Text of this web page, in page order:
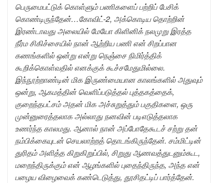
பெருமைபட்டுக் கொள்ளும் பணிகளைப் பற்றிப் பேசிக்
கொண்டிருந்தேன்…கோவிட்-2, அக்கொடிய தொற்றின்
இரண்டாவது அலையில் மேயோ கிளினிக் நலமுறு இரத்த
நீர்ம சிகிச்சையில் நான் ஆற்றிய பணி என் சிறப்பான
கணங்களில் ஒன்று என்று நெஞ்சை நிமிர்த்திக்
கூறிக்கொள்வதில் எனக்குக் கூச்சமேதுமில்லை.
இந்நூற்றாண்டின் மிக இருண்மையான காலங்களில் அதுவும்
ஒன்று, ஆகமத்தின் வெளிப்படுத்தல் புத்தகத்தைக்,
குறைந்தபட்சம் அதன் மிக அச்சுறுத்தும் பகுதிகளை, ஒரு
முன்னுரைத்தலாக அல்லாது நனவின் படிஎடுத்தலாக
உணர்ந்த காலமது. ஆனால் நான் அப்போதேகூடச் சற்று தன்
நம்பிக்கையுடன் செயலாற்றத் தொடங்கிருந்தேன். சம்மிட்டின்
துரிதம் அளித்த கிறுகிறுப்பில், சிறுது ஆணவத்துடனும்கூட,
மறைந்திருக்கும் என் ஆழங்களில் புதைந்திருந்த, அந்த என்
பழைய விழைவைக் கண்டெடுத்து, தூசிதட்டிப் பார்த்தேன்.